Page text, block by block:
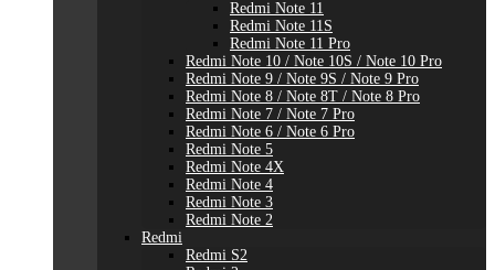
Redmi Note 11
Redmi Note 11S
Redmi Note 11 Pro
Redmi Note 10 / Note 10S / Note 10 Pro
Redmi Note 9 / Note 9S / Note 9 Pro
Redmi Note 8 / Note 8T / Note 8 Pro
Redmi Note 7 / Note 7 Pro
Redmi Note 6 / Note 6 Pro
Redmi Note 5
Redmi Note 4X
Redmi Note 4
Redmi Note 3
Redmi Note 2
Redmi
Redmi S2